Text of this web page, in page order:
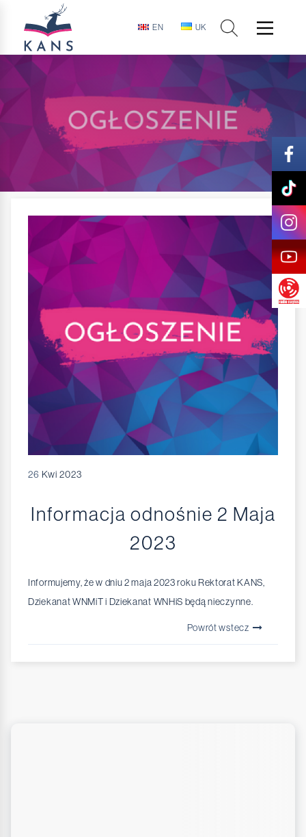
EN UK
26 Kwi 2023
Informacja odnośnie 2 Maja
2023
Informujemy, że w dniu 2 maja 2023 roku Rektorat KANS,
Dziekanat WNMiT i Dziekanat WNHiS będą nieczynne.
Powrót wstecz